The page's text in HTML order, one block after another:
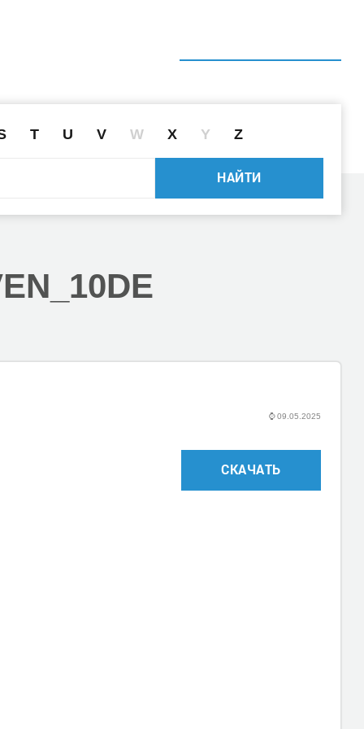
T U V W X Y Z
НАЙТИ
⌚09.05.2025
СКАЧАТЬ